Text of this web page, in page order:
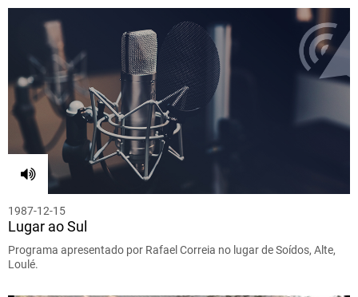
1987-12-15
Lugar ao Sul
Programa apresentado por Rafael Correia no lugar de Soídos, Alte,
Loulé.